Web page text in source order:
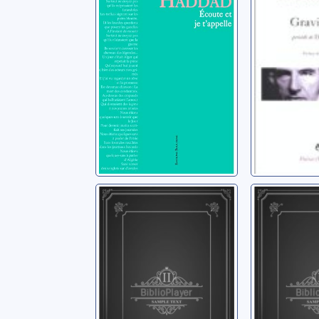
Haddad, Malek
Falaise tombée
en digue
La
le
Curtet,